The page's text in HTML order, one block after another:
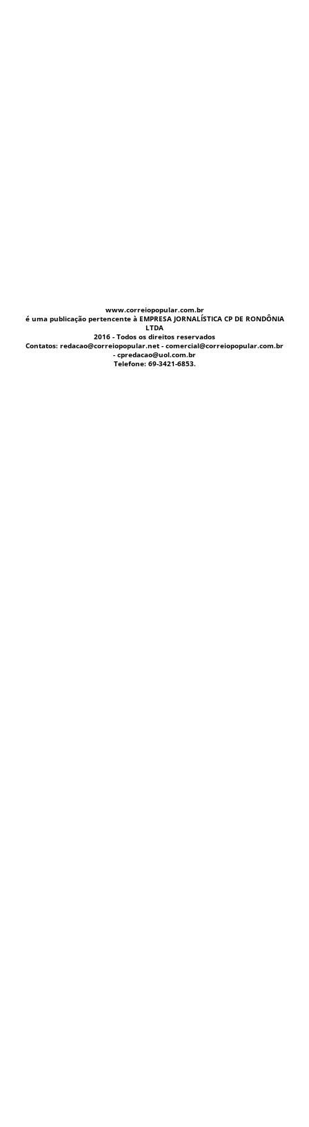
www.correiopopular.com.br
é uma publicação pertencente à EMPRESA JORNALÍSTICA CP DE RONDÔNIA
LTDA
2016 - Todos os direitos reservados
Contatos: redacao@correiopopular.net - comercial@correiopopular.com.br
- cpredacao@uol.com.br
Telefone: 69-3421-6853.